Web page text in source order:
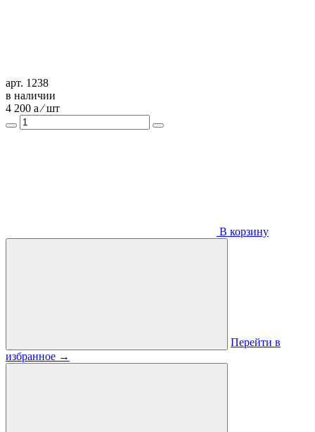
арт. 1238
в наличии
4 200 a ⁄ шт
В корзину
Перейти в
избранное →